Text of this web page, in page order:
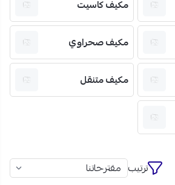
مكيف كاسيت
مكيف صحراوي
مكيف متنقل
ترتيب